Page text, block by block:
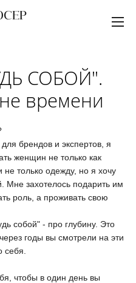
СОБОЙ".
времени
брендов и экспертов, я
женщин не только как
только одежду, но я хочу
Мне захотелось подарить им
роль, а проживать свою
собой" - про глубину. Это
годы вы смотрели на эти
себя.
чтобы в один день вы